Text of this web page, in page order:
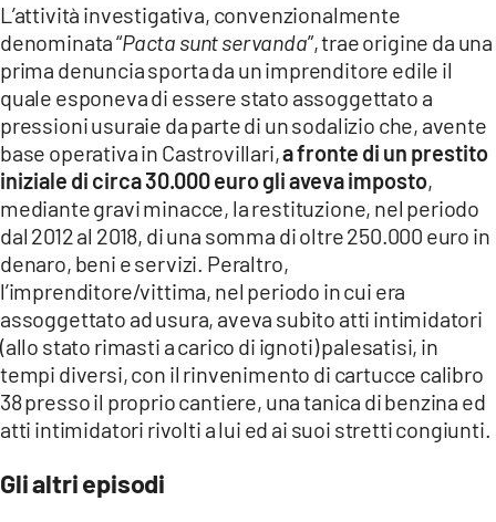
APPLE
L’attività investigativa, convenzionalmente
denominata “Pacta sunt servanda”, trae origine da una
prima denuncia sporta da un imprenditore edile il
quale esponeva di essere stato assoggettato a
pressioni usuraie da parte di un sodalizio che, avente
base operativa in Castrovillari,a fronte di un prestito
iniziale di circa 30.000 euro gli aveva imposto,
mediante gravi minacce, la restituzione, nel periodo
dal 2012 al 2018, di una somma di oltre 250.000 euro in
denaro, beni e servizi. Peraltro,
l’imprenditore/vittima, nel periodo in cui era
assoggettato ad usura, aveva subito atti intimidatori
(allo stato rimasti a carico di ignoti) palesatisi, in
tempi diversi, con il rinvenimento di cartucce calibro
38 presso il proprio cantiere, una tanica di benzina ed
atti intimidatori rivolti a lui ed ai suoi stretti congiunti.
Gli altri episodi